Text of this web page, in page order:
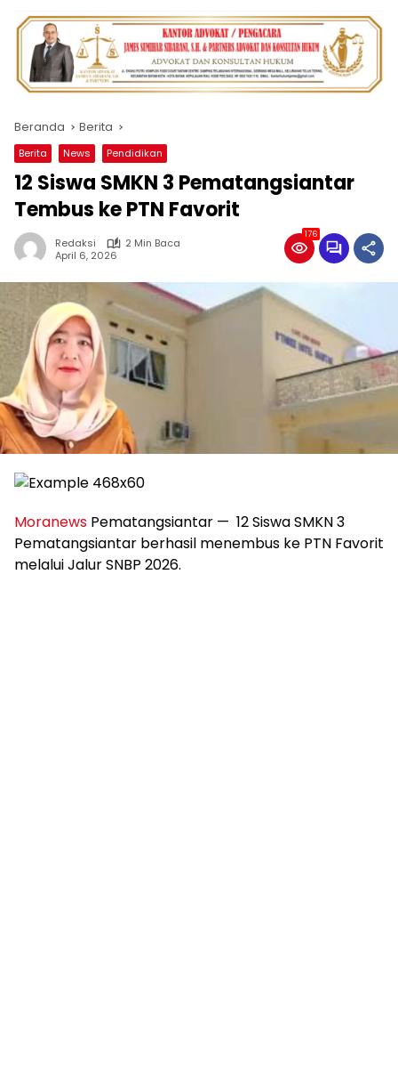
Beranda Berita
Berita News Pendidikan
12 Siswa SMKN 3 Pematangsiantar
Tembus ke PTN Favorit
Redaksi
2 Min Baca
April 6, 2026
176
Moranews Pematangsiantar — 12 Siswa SMKN 3
Pematangsiantar berhasil menembus ke PTN Favorit
melalui Jalur SNBP 2026.